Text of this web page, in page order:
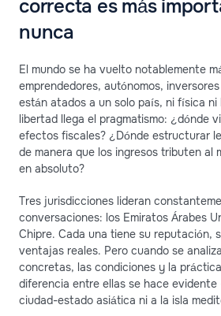
correcta es más
nunca
El mundo se ha vuelto notablemente
emprendedores, autónomos,
están atados a un solo país, ni física ni
libertad llega el pragmatismo: ¿dónde
efectos fiscales? ¿Dónde estructurar
de manera que los ingresos tributen al
en absoluto?
Tres jurisdicciones lideran
conversaciones: los Emiratos Árabes
Chipre. Cada una tiene su reputación,
ventajas reales. Pero cuando se
concretas, las condiciones y la
diferencia entre ellas se hace
ciudad-estado asiática ni a la isla